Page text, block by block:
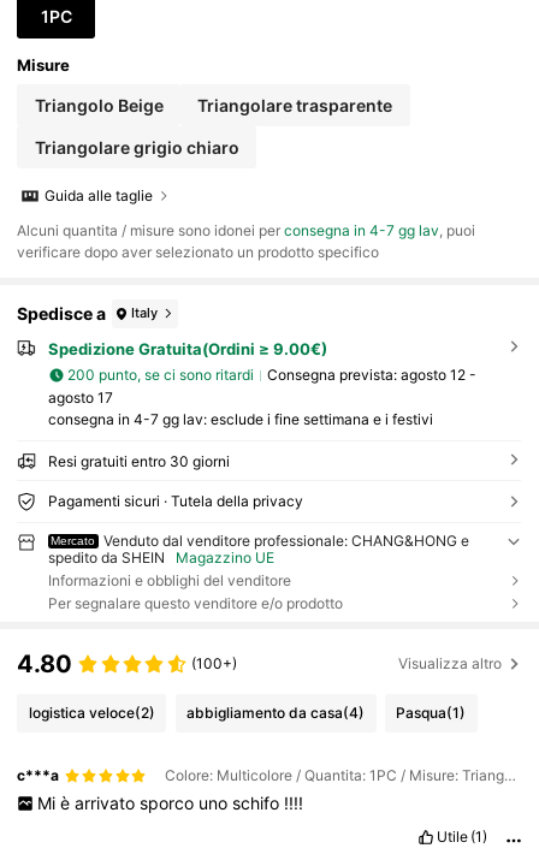
1PC
Misure
Triangolo Beige Triangolare trasparente
Triangolare grigio chiaro
Guida alle taglie
Alcuni quantita / misure sono idonei perconsegna in 4-7 gg lav , puoi
verificare dopo aver selezionato un prodotto specifico
Spedisce a Italy
Spedizione Gratuita(Ordini ≥ 9.00€)
200 punto, se ci sono ritardi Consegna prevista: agosto 12 -
agosto 17
consegna in 4-7 gg lav: esclude i fine settimana e i festivi
Resi gratuiti entro 30 giorni
Pagamenti sicuri · Tutela della privacy
Mercato
Venduto dal venditore professionale: CHANG&HONG e
spedito da SHEIN
Magazzino UE
Informazioni e obblighi del venditore
Per segnalare questo venditore e/o prodotto
4.80 (100+) Visualizza altro
logistica veloce(2) abbigliamento da casa(4) Pasqua(1)
c***a Colore: Multicolore / Quantita: 1PC / Misure: Triangolare trasparente
Mi è arrivato sporco uno schifo !!!!
Utile (1)